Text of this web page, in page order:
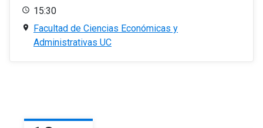
15:30
Facultad de Ciencias Económicas y
Administrativas UC